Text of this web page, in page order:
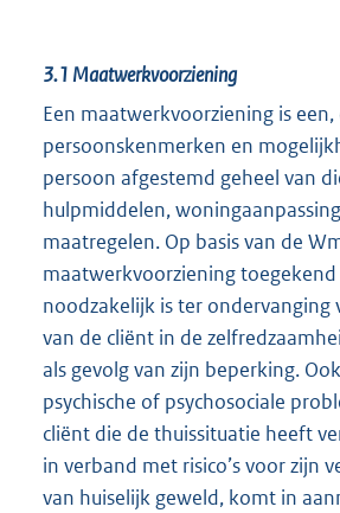
3.1Maatwerkvoorziening
Een maatwerkvoorziening is
persoonskenmerken en
persoon afgestemd geheel van
hulpmiddelen,
maatregelen. Op basis van de
maatwerkvoorziening toegekend
noodzakelijk is ter ondervanging
van de cliënt in de
als gevolg van zijn beperking.
psychische of psychosociale
cliënt die de thuissituatie heeft
in verband met risico’s voor zijn
van huiselijk geweld, komt in